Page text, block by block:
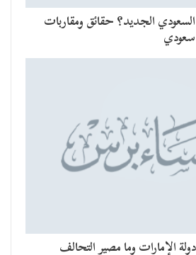
الجديد؟ حقائق ومقاربات
الإمارات وما مصير التحالف